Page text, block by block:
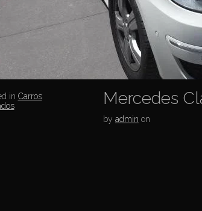
in Carros
Mercedes
by admin on